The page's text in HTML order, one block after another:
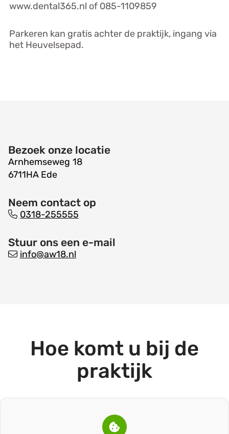
www.dental365.nl of 085-1109859
Parkeren kan gratis achter de praktijk, ingang via
het Heuvelsepad.
Contactgegevens
Bezoek onze locatie
Arnhemseweg 18
6711HA Ede
Neem contact op
Tel:
0318-255555
Stuur ons een e-mail
info@aw18.nl
Hoe komt u bij de
praktijk